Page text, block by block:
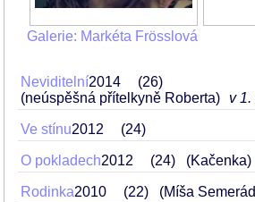
Galerie: Markéta Frösslová
Neviditelní2014
26
(neúspěšná přítelkyně Roberta)
v
Ve stínu2012 24
O pokladech2012 24 (Kačenka)
Rodinka2010 22 (Míša